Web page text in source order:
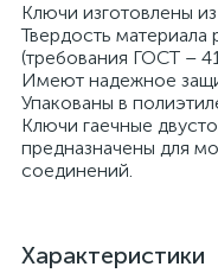
Ключи изготовлены
Твердость материала
(требования ГОСТ –
Имеют надежное
Упакованы в
Ключи гаечные
предназначены для
соединений.
Характеристики